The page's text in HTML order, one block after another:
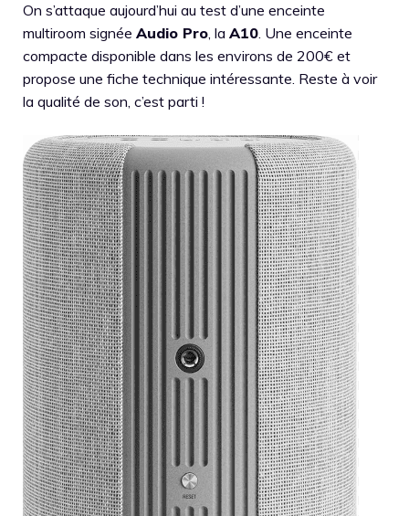
On s’attaque aujourd’hui au test d’une enceinte
multiroom signée Audio Pro, la A10. Une enceinte
compacte disponible dans les environs de 200€ et
propose une fiche technique intéressante. Reste à voir
la qualité de son, c’est parti !